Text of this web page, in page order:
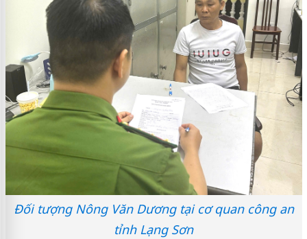
Đối tượng Nông Văn Dương tại cơ quan công an
tỉnh Lạng Sơn